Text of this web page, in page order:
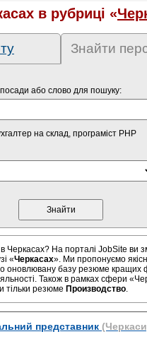
в рубриці «
Знайти
посади або слово для пошуку:
на склад, програміст PHP
Черкасах? На порталі JobSite ви
«Черкасах». Ми пропонуємо
оновлювану базу резюме кращих
Також в рамках сфери
тільки резюме Производство.
представник